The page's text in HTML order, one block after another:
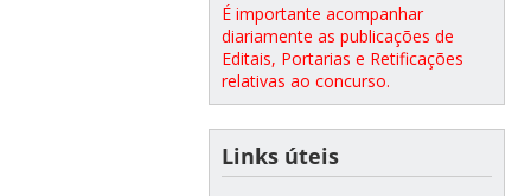
É importante acompanhar
diariamente as publicações de
Editais, Portarias e Retificações
relativas ao concurso.
Links úteis